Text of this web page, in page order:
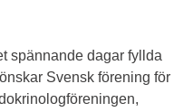
spännande dagar fyllda
Svensk förening för